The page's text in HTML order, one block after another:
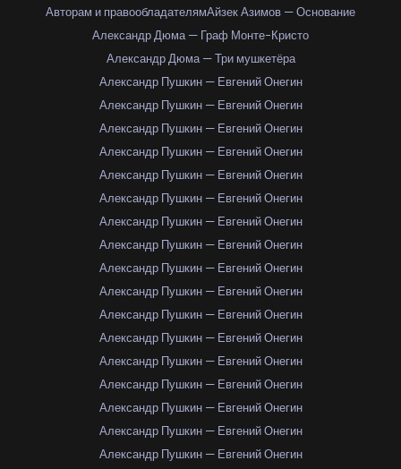
Авторам и правообладателямАйзек Азимов — Основание
Александр Дюма — Граф Монте-Кристо
Александр Дюма — Три мушкетёра
Александр Пушкин — Евгений Онегин
Александр Пушкин — Евгений Онегин
Александр Пушкин — Евгений Онегин
Александр Пушкин — Евгений Онегин
Александр Пушкин — Евгений Онегин
Александр Пушкин — Евгений Онегин
Александр Пушкин — Евгений Онегин
Александр Пушкин — Евгений Онегин
Александр Пушкин — Евгений Онегин
Александр Пушкин — Евгений Онегин
Александр Пушкин — Евгений Онегин
Александр Пушкин — Евгений Онегин
Александр Пушкин — Евгений Онегин
Александр Пушкин — Евгений Онегин
Александр Пушкин — Евгений Онегин
Александр Пушкин — Евгений Онегин
Александр Пушкин — Евгений Онегин